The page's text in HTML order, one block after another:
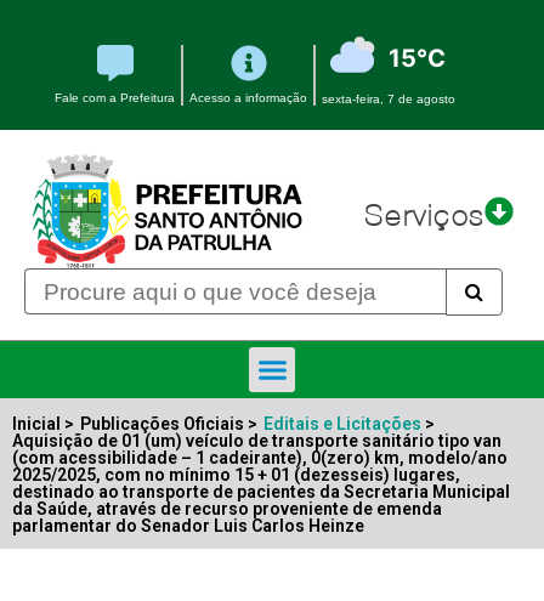
Fale com a Prefeitura Acesso a informação
15°C
sexta-feira, 7 de agosto
Serviços
Inicial > Publicações Oficiais > Editais e Licitações >
Aquisição de 01 (um) veículo de transporte sanitário tipo van
(com acessibilidade – 1 cadeirante), 0(zero) km, modelo/ano
2025/2025, com no mínimo 15 + 01 (dezesseis) lugares,
destinado ao transporte de pacientes da Secretaria Municipal
da Saúde, através de recurso proveniente de emenda
parlamentar do Senador Luis Carlos Heinze